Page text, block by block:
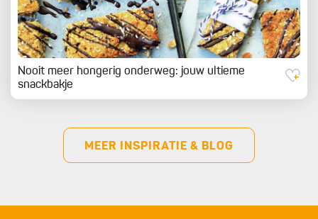
Nooit meer hongerig onderweg: jouw ultieme
snackbakje
MEER INSPIRATIE & BLOG